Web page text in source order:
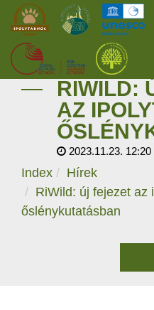
KEZDŐOLDAL
ŐSVILÁGI POMPEJI
SZOLGÁLTATÁSOK
PROGRAMOK
RIWILD:
AZ
2023.11.23. 12:20
Index
Hírek
RiWild: új fejezet az
őslénykutatásban